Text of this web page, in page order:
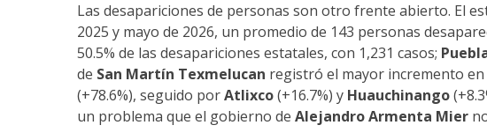
Las desapariciones de personas son otro frente abierto. El
2025 y mayo de 2026, un promedio de 143 personas
50.5% de las desapariciones estatales, con 1,231 casos;
de San Martín Texmelucan registró el mayor incremento
(+78.6%), seguido porAtlixco(+16.7%) y Huauchinango
un problema que el gobierno de Alejandro Armenta Mier